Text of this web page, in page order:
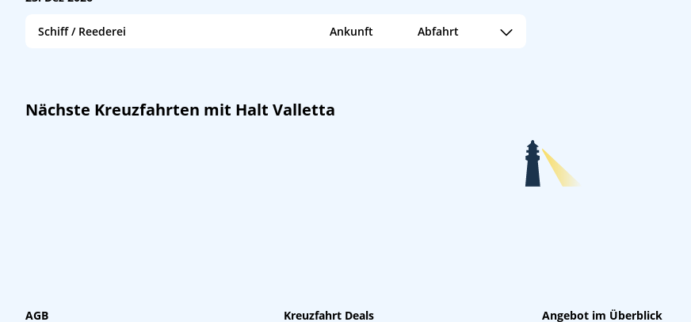
Schiff / Reederei Ankunft Abfahrt
Nächste Kreuzfahrten mit Halt Valletta
AGB Kreuzfahrt Deals Angebot im Überblick